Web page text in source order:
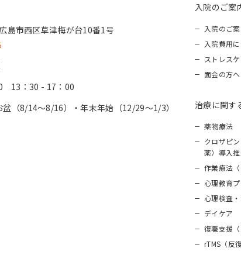
島市西区草津梅が台10番1号
13：30 - 17：00
盆（8/14～8/16）・年末年始（12/29～1/3）
入院のご案
入院のご
入院費用
ストレス
面会の方へ
治療に関す
薬物療法
クロザピ
薬）導入
作業療法（
心理教育
心理検査
デイケア
復職支援
rTMS（反